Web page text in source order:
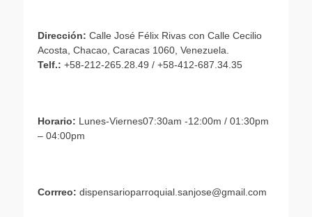
Dirección: Calle José Félix Rivas con Calle Cecilio
Acosta, Chacao, Caracas 1060, Venezuela.
Telf.: +58-212-265.28.49 / +58-412-687.34.35
Horario: Lunes-Viernes07:30am -12:00m / 01:30pm
– 04:00pm
Corrreo: dispensarioparroquial.sanjose@gmail.com